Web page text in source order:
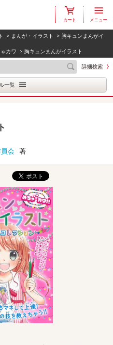
カート メニュー
> まんが・イラスト > 胸キュンまんがイ
カワ > 胸キュンまんがイラスト
詳細検索
一覧
会 著